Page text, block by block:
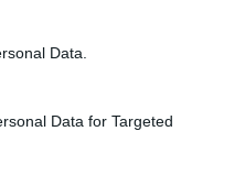
Data.
Data for Targeted
tíz